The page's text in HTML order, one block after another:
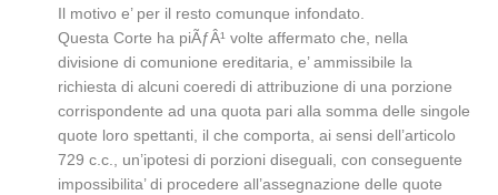
Il motivo e’ per il resto comunque infondato.
Questa Corte ha piÃƒÂ¹ volte affermato che, nella
divisione di comunione ereditaria, e’ ammissibile la
richiesta di alcuni coeredi di attribuzione di una porzione
corrispondente ad una quota pari alla somma delle singole
quote loro spettanti, il che comporta, ai sensi dell’articolo
729 c.c., un’ipotesi di porzioni diseguali, con conseguente
impossibilita’ di procedere all’assegnazione delle quote